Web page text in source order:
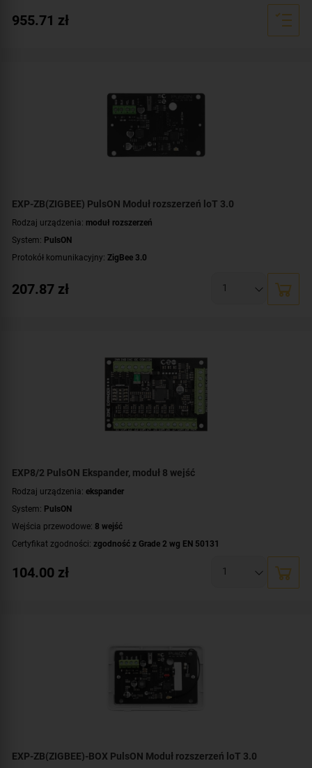
955.71 zł
EXP-ZB(ZIGBEE) PulsON Moduł rozszerzeń loT 3.0
Rodzaj urządzenia: moduł rozszerzeń
System: PulsON
Protokół komunikacyjny: ZigBee 3.0
207.87 zł
EXP8/2 PulsON Ekspander, moduł 8 wejść
Rodzaj urządzenia: ekspander
System: PulsON
Wejścia przewodowe: 8 wejść
Certyfikat zgodności: zgodność z Grade 2 wg EN 50131
104.00 zł
EXP-ZB(ZIGBEE)-BOX PulsON Moduł rozszerzeń loT 3.0